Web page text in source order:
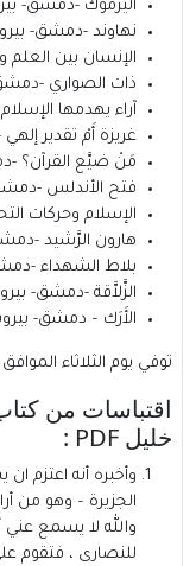
اليرموك -دمشق- بيروت:
نهاوند -دمشق- بيروت:
الإنسان بين العلم
ذات الصواري -دمشق-
آراء يهدمها الإسلام
غريزة أَمْ تقدير إلهي -
مَنْ ضيَّع القرآن؟ -
فتح الأندلس -دمشق-
الإسلام وحركات
هارون الرَّشيد -دمشق-
بلاط الشهداء -دمشق-
الزَّلاَّقة -دمشق- بيروت:
الأَرَك – دمشق- بيروت:
توفي يوم الثلاثاء الموافق 24/ 8 /2010
اقتباسات من
خليل PDF :
وأخبره أنه اعتزم
الجزيرة – وهو من
والله لا يسمع عني
للنصارى ، فتقوم